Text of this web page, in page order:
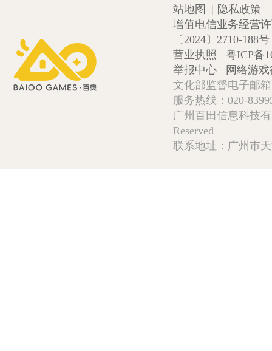
站地图
| 隐私政策
增值电信业务经营
〔2024〕2710-188号
营业执照
粤ICP备
举报中心
网络游
文化部监督电子邮
服务热线：020-
广州百田信息科技
Reserved
联系地址：广州市